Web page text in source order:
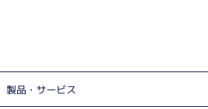
製品・サービス